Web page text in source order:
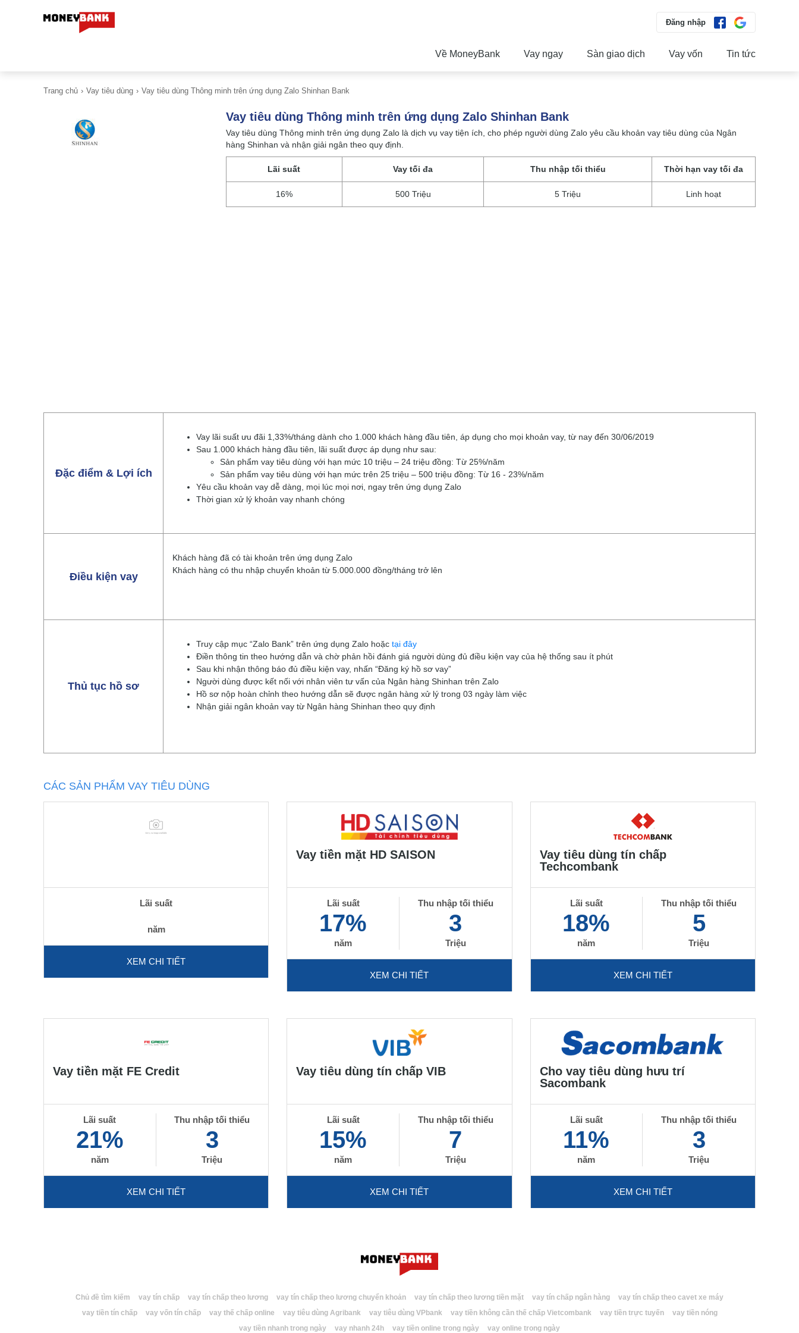
Đăng nhập
Về MoneyBank Vay ngay Sàn giao dịch Vay vốn Tin tức
Trang chủ Vay tiêu dùng Vay tiêu dùng Thông minh trên ứng dụng Zalo Shinhan Bank
Vay tiêu dùng Thông minh trên ứng dụng Zalo Shinhan Bank
Vay tiêu dùng Thông minh trên ứng dụng Zalo là dịch vụ vay tiện ích, cho phép người dùng Zalo yêu cầu khoản vay tiêu dùng của Ngân
hàng Shinhan và nhận giải ngân theo quy định.
Lãi suất
16%
Vay tối đa
500 Triệu
Thu nhập tối thiểu
5 Triệu
Thời hạn vay tối đa
Linh hoạt
Đặc điểm & Lợi ích
Vay lãi suất ưu đãi 1,33%/tháng dành cho 1.000 khách hàng đầu tiên, áp dụng cho mọi khoản vay, từ nay đến 30/06/2019
Sau 1.000 khách hàng đầu tiên, lãi suất được áp dụng như sau:
Sản phẩm vay tiêu dùng với hạn mức 10 triệu – 24 triệu đồng: Từ 25%/năm
Sản phẩm vay tiêu dùng với hạn mức trên 25 triệu – 500 triệu đồng: Từ 16 - 23%/năm
Yêu cầu khoản vay dễ dàng, mọi lúc mọi nơi, ngay trên ứng dụng Zalo
Thời gian xử lý khoản vay nhanh chóng
Điều kiện vay
Khách hàng đã có tài khoản trên ứng dụng Zalo
Khách hàng có thu nhập chuyển khoản từ 5.000.000 đồng/tháng trở lên
Thủ tục hồ sơ
Truy cập mục “Zalo Bank” trên ứng dụng Zalo hoặc tại đây
Điền thông tin theo hướng dẫn và chờ phản hồi đánh giá người dùng đủ điều kiện vay của hệ thống sau ít phút
Sau khi nhận thông báo đủ điều kiện vay, nhấn “Đăng ký hồ sơ vay”
Người dùng được kết nối với nhân viên tư vấn của Ngân hàng Shinhan trên Zalo
Hồ sơ nộp hoàn chỉnh theo hướng dẫn sẽ được ngân hàng xử lý trong 03 ngày làm việc
Nhận giải ngân khoản vay từ Ngân hàng Shinhan theo quy định
CÁC SẢN PHẨM VAY TIÊU DÙNG
Lãi suất
năm
XEM CHI TIẾT
Vay tiền mặt HD SAISON
Lãi suất
17%
năm
Thu nhập tối thiểu
3
Triệu
XEM CHI TIẾT
Vay tiêu dùng tín chấp
Techcombank
Lãi suất
18%
năm
Thu nhập tối thiểu
5
Triệu
XEM CHI TIẾT
Vay tiền mặt FE Credit
Lãi suất
21%
năm
Thu nhập tối thiểu
3
Triệu
XEM CHI TIẾT
Vay tiêu dùng tín chấp VIB
Lãi suất
15%
năm
Thu nhập tối thiểu
7
Triệu
XEM CHI TIẾT
Cho vay tiêu dùng hưu trí
Sacombank
Lãi suất
11%
năm
Thu nhập tối thiểu
3
Triệu
XEM CHI TIẾT
Chủ đề tìm kiếm vay tín chấp vay tín chấp theo lương vay tín chấp theo lương chuyển khoản vay tín chấp theo lương tiền mặt vay tín chấp ngân hàng
vay tín chấp theo cavet xe máy
vay tiền tín chấp
vay vốn tín chấp vay thế chấp online vay tiêu dùng Agribank vay tiêu dùng VPbank vay tiền không cần thế chấp Vietcombank vay tiền trực tuyến
vay tiền nóng
vay tiền nhanh trong ngày
vay nhanh 24h vay tiền online trong ngày vay online trong ngày